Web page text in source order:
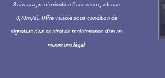
8 niveaux, motorisation 6 cheveaux, vitesse
0,70m/s). Offre valable sous condition de
signature d’un contrat de maintenance d’un an
minimum légal